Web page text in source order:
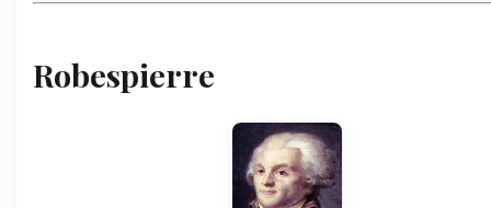
Robespierre